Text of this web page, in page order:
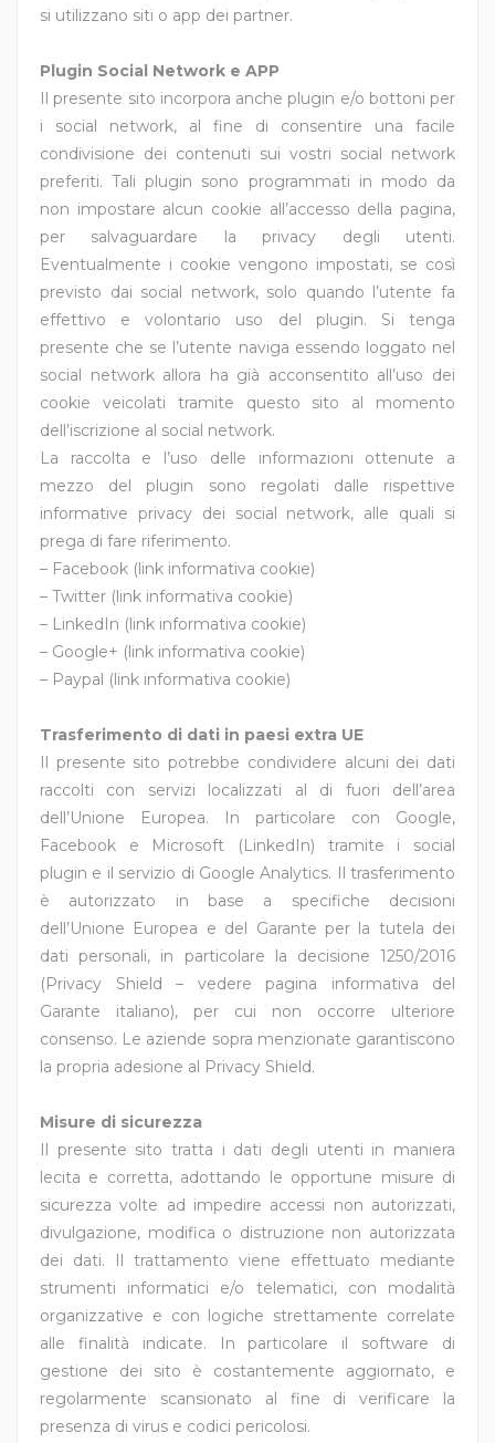
si utilizzano siti o app dei partner.
Plugin Social Network e APP
Il presente sito incorpora anche plugin e/o bottoni per
i social network, al fine di consentire una facile
condivisione dei contenuti sui vostri social network
preferiti. Tali plugin sono programmati in modo da
non impostare alcun cookie all’accesso della pagina,
per salvaguardare la privacy degli utenti.
Eventualmente i cookie vengono impostati, se così
previsto dai social network, solo quando l’utente fa
effettivo e volontario uso del plugin. Si tenga
presente che se l’utente naviga essendo loggato nel
social network allora ha già acconsentito all’uso dei
cookie veicolati tramite questo sito al momento
dell’iscrizione al social network.
La raccolta e l’uso delle informazioni ottenute a
mezzo del plugin sono regolati dalle rispettive
informative privacy dei social network, alle quali si
prega di fare riferimento.
– Facebook (link informativa cookie)
– Twitter (link informativa cookie)
– LinkedIn (link informativa cookie)
– Google+ (link informativa cookie)
– Paypal (link informativa cookie)
Trasferimento di dati in paesi extra UE
Il presente sito potrebbe condividere alcuni dei dati
raccolti con servizi localizzati al di fuori dell’area
dell’Unione Europea. In particolare con Google,
Facebook e Microsoft (LinkedIn) tramite i social
plugin e il servizio di Google Analytics. Il trasferimento
è autorizzato in base a specifiche decisioni
dell’Unione Europea e del Garante per la tutela dei
dati personali, in particolare la decisione 1250/2016
(Privacy Shield – vedere pagina informativa del
Garante italiano), per cui non occorre ulteriore
consenso. Le aziende sopra menzionate garantiscono
la propria adesione al Privacy Shield.
Misure di sicurezza
Il presente sito tratta i dati degli utenti in maniera
lecita e corretta, adottando le opportune misure di
sicurezza volte ad impedire accessi non autorizzati,
divulgazione, modifica o distruzione non autorizzata
dei dati. Il trattamento viene effettuato mediante
strumenti informatici e/o telematici, con modalità
organizzative e con logiche strettamente correlate
alle finalità indicate. In particolare il software di
gestione dei sito è costantemente aggiornato, e
regolarmente scansionato al fine di verificare la
presenza di virus e codici pericolosi.